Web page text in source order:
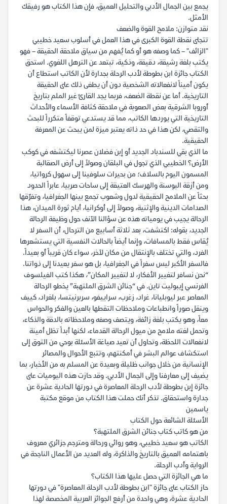
يجمع بين الجمال الأدبي والتحليل العميق، فإن هذا الكتاب هو رفيقك
الأمثل.
نقد متوازن: ملامح القوة والضعف
تتجلى نقطة القوة الكبرى في هذا العمل في أسلوب سعيد خطيبي
"الزائف" – كما وصفه هو أو كما يُفهم من سياق ملاحقة الحقيقة – فهو
يكتب بلغة رشيقة، دقيقة، وذكية، تبتعد عن الترهل اللغوي. استحق
الكتاب جائزة ابن بطوطة لأدب الرحلة بجدارة لأن الكاتب استطاع أن
يكون أميناً لانفعالاته الشخصية دون أن يطغى ذلك على الحقيقة
التاريخية. أما عن نقطة الضعف، فربما يجد القارئ غير الملم بتاريخ
أوروبا الشرقية بعض الصعوبة في ملاحقة كثافة الأسماء والأحداث
التاريخية التي يوردها الكاتب، مما قد يستدعي توقفاً متكرراً للبحث
والتقصي، لكن هذا في حد ذاته يعتبر ميزة لمن يبحث عن المعرفة
الحقيقية.
ما الذي بقي للسندباد الجديد أو إبن فضلان عصرنا ليكتشفه في كوكب
الأرض؟ الخطيبي الذي تجول في البلقان وصولاً إلى أرض الصقالبة
المسمون اليوم بالسلاف؛ من بحيرات سلوفينا إلى سهول كرواتيا،
ومن أزقة البوسنة والهرسك العتيقة إلى ساحات صربيا، عابراً الحدود
بحثاً عن الملامح الحقيقية لدول وشعوب تجمع بينها الجغرافيا، وتفرّقها
الصدامات الدينية والإثنية، وصولاً إلى أوكرانيا، أيام ثورة الميدان، هذا
الرحالة يجيب في يومياته هذه عن سؤالنا الآنف حول وظيفة الرحالة
الجديد، بقوله: اكتشفت، بعد ثلاثة أسابيع من الترحال، أن السفر لا
يُقاس فقط بالمسافات، وإنما أيضاً بالحالات النفسية التي يستشعرها
الفرد، والتي تختلف بالإنتقال من مكان لآخر، سواء كان قريباً أو بعيداً.
فالسفر الأكبر ليس سفراً في الجغرافيا، بل هو سفر يعيدنا إلى ذواتنا.
“نحن نسافر لتغيير الأفكار، لا لتغيير المكان”، هكذا كتب الفيلسوف
الفرنسي إيبوليت تاين. في “جنائن الشرق الملتهبة” يخطو الرحالة
المعاصر عبر ليوبليانا، غراد، زغرب، سراييفو، سربرنيتسا، بلغراد، كييف
وينقل صوراً وانطباعات وملاحظات التقطها بالعين والفكر والحواس
معاً، وهو يكتب بلغة زائفة، ويتصف وصفه وملاحظاته بالدقة والذكاء،
وتحمل لغته ملامح من ميول الرحالة القدماء، لكنها أبداً تظل أمينة
لانفعالات اللحظة، وتحاول أن تعيد صياغة الأسئلة بوحي من التوق إلى
استكشاف عوالم البشر في أمكنتهم، وتتبع الأحوال والمصائر
الإنسانية من خلال جوانب ظليلة وبعيدة عن المسلم به من الأخبار، بما
يضيف إلى معارفنا وإلى الجمال الأدبي. وقد حازت هذه اليوميات على
جائزة إبن بطوطة لأدب الرحلة المعاصرة في دورتها الحادية عشرة عن
جدارة واستحقاق. تذكر أنك حملت هذا الكتاب من موقع مكتبة
ياسمين
الأسئلة الشائعة حول الكتاب
من هو كاتب كتاب جنائن الشرق الملتهبة؟
الكاتب هو سعيد خطيبي، وهو روائي ورحالة ومترجم جزائري معروف
باهتمامه العميق بالتاريخ والذاكرة، وله العديد من الأعمال الناجحة في
الرواية وأدب الرحلة.
ما هي الجائزة التي حصل عليها هذا الكتاب؟
حاز الكتاب على جائزة "ابن بطوطة لأدب الرحلة المعاصرة" في دورتها
الحادية عشرة، وهي واحدة من أرفع الجوائز العربية المخصصة لهذا